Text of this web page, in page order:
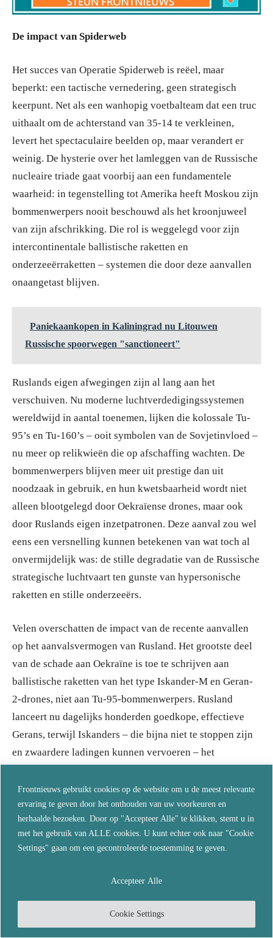
Frontnieuws gebruikt cookies op de website om u de meest relevante
ervaring te geven door het onthouden van uw voorkeuren en
herhaalde bezoeken. Door op "Accepteer Alle" te klikken, stemt u in
met het gebruik van ALLE cookies. U kunt echter ook naar "Cookie
Settings" gaan om een gecontroleerde toestemming te geven.
Cookie Settings
Accepteer Alle
De impact van Spiderweb
Het succes van Operatie Spiderweb is reëel, maar
beperkt: een tactische vernedering, geen strategisch
keerpunt. Net als een wanhopig voetbalteam dat een truc
uithaalt om de achterstand van 35-14 te verkleinen,
levert het spectaculaire beelden op, maar verandert er
weinig. De hysterie over het lamleggen van de Russische
nucleaire triade gaat voorbij aan een fundamentele
waarheid: in tegenstelling tot Amerika heeft Moskou zijn
bommenwerpers nooit beschouwd als het kroonjuweel
van zijn afschrikking. Die rol is weggelegd voor zijn
intercontinentale ballistische raketten en
onderzeeërraketten – systemen die door deze aanvallen
onaangetast blijven.
Paniekaankopen in Kaliningrad nu Litouwen
Russische spoorwegen "sanctioneert"
Ruslands eigen afwegingen zijn al lang aan het
verschuiven. Nu moderne luchtverdedigingssystemen
wereldwijd in aantal toenemen, lijken die kolossale Tu-
95’s en Tu-160’s – ooit symbolen van de Sovjetinvloed –
nu meer op relikwieën die op afschaffing wachten. De
bommenwerpers blijven meer uit prestige dan uit
noodzaak in gebruik, en hun kwetsbaarheid wordt niet
alleen blootgelegd door Oekraïense drones, maar ook
door Ruslands eigen inzetpatronen. Deze aanval zou wel
eens een versnelling kunnen betekenen van wat toch al
onvermijdelijk was: de stille degradatie van de Russische
strategische luchtvaart ten gunste van hypersonische
raketten en stille onderzeeërs.
Velen overschatten de impact van de recente aanvallen
op het aanvalsvermogen van Rusland. Het grootste deel
van de schade aan Oekraïne is toe te schrijven aan
ballistische raketten van het type Iskander-M en Geran-
2-drones, niet aan Tu-95-bommenwerpers. Rusland
lanceert nu dagelijks honderden goedkope, effectieve
Gerans, terwijl Iskanders – die bijna niet te stoppen zijn
en zwaardere ladingen kunnen vervoeren – het
mobiele doelen te raken. Tu-95’s en Tu-160’s vuren
daarentegen Kh-101-kruisraketten af, die langdurige
logistieke voorbereidingen vereisen, minder veelzijdig
zijn en kwetsbaarder voor luchtverdediging.
onvervangbaarheid en lange reparatietijden – is hun
operationele rol in vergelijking met raketten en drones